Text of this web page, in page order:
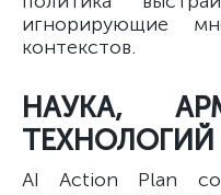
игнорирующие
контекстов.
НАУКА,
ТЕХНОЛОГИЙ
AI Action Plan